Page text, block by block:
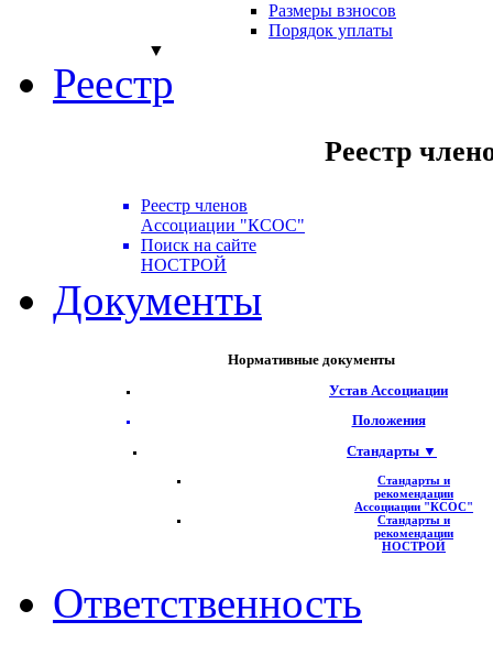
Размеры взносов
Порядок уплаты
▼
Реестр
Реестр
Реестр членов
Ассоциации "КСОС"
Поиск на сайте
НОСТРОЙ
Документы
Нормативные документы
Устав Ассоциации
Положения
Стандарты ▼
Стандарты и
рекомендации
Ассоциации "КСОС"
Стандарты и
рекомендации
НОСТРОЙ
Ответственность